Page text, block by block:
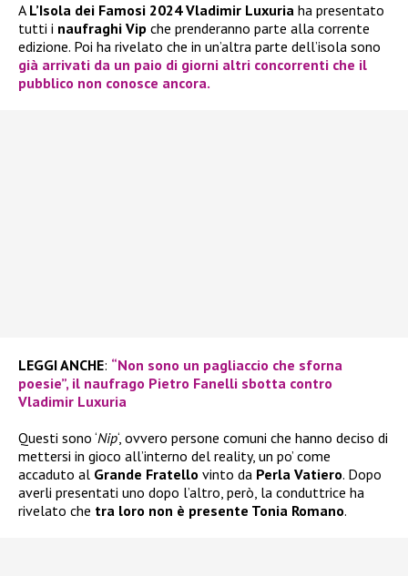
A L’Isola dei Famosi 2024 Vladimir Luxuria ha presentato
tutti i naufraghi Vip che prenderanno parte alla corrente
edizione. Poi ha rivelato che in un’altra parte dell’isola sono
già arrivati da un paio di giorni altri concorrenti che il
pubblico non conosce ancora.
LEGGI ANCHE: “Non sono un pagliaccio che sforna
poesie”, il naufrago Pietro Fanelli sbotta contro
Vladimir Luxuria
Questi sono ‘Nip‘, ovvero persone comuni che hanno deciso di
mettersi in gioco all’interno del reality, un po’ come
accaduto al Grande Fratello vinto da Perla Vatiero. Dopo
averli presentati uno dopo l’altro, però, la conduttrice ha
rivelato che tra loro non è presente Tonia Romano.